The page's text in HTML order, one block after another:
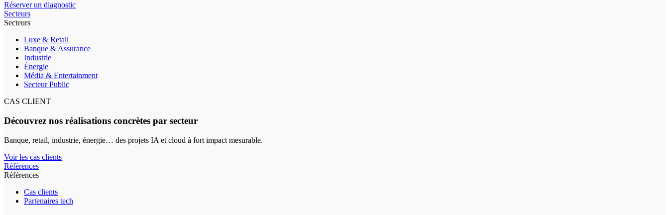
Réserver un diagnostic
Secteurs
Secteurs
Luxe & Retail
Banque & Assurance
Industrie
Énergie
Média & Entertainment
Secteur Public
CAS CLIENT
Découvrez nos réalisations concrètes par secteur
Banque, retail, industrie, énergie… des projets IA et cloud à fort impact mesurable.
Voir les cas clients
Références
Références
Cas clients
Partenaires tech